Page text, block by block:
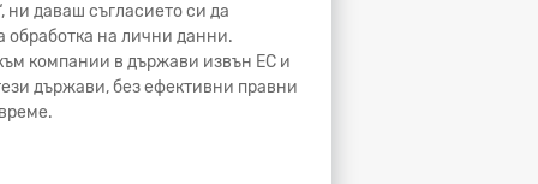
ни даваш съгласието си да
обработка на лични данни.
компании в държави извън ЕС и
държави, без ефективни правни